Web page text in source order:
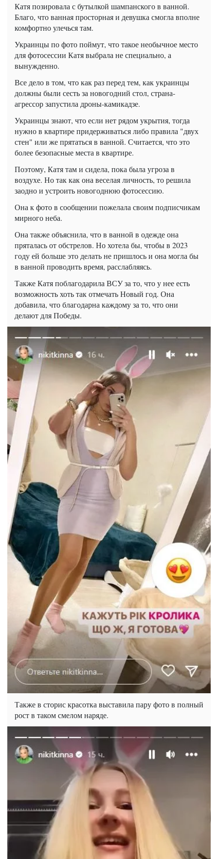
Катя позировала с бутылкой шампанского в ванной.
Благо, что ванная просторная и девушка смогла вполне
комфортно улечься там.
Украинцы по фото поймут, что такое необычное место
для фотосессии Катя выбрала не специально, а
вынужденно.
Все дело в том, что как раз перед тем, как украинцы
должны были сесть за новогодний стол, страна-
агрессор запустила дроны-камикадзе.
Украинцы знают, что если нет рядом укрытия, тогда
нужно в квартире придерживаться либо правила "двух
стен" или же прятаться в ванной. Считается, что это
более безопасные места в квартире.
Поэтому, Катя там и сидела, пока была угроза в
воздухе. Но так как она веселая личность, то решила
заодно и устроить новогоднюю фотосессию.
Она к фото в сообщении пожелала своим подписчикам
мирного неба.
Она также объяснила, что в ванной в одежде она
пряталась от обстрелов. Но хотела бы, чтобы в 2023
году ей больше это делать не пришлось и она могла бы
в ванной проводить время, расслабляясь.
Также Катя поблагодарила ВСУ за то, что у нее есть
возможность хоть так отмечать Новый год. Она
добавила, что благодарна каждому за то, что они
делают для Победы.
Также в сторис красотка выставила пару фото в полный
рост в таком смелом наряде.